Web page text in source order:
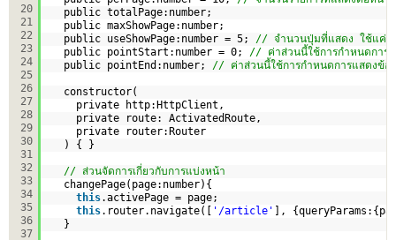
20
21
22
23
24
25
26
27
28
29
30
31
32
33
34
35
36
37
public totalPage:number;
public maxShowPage:number;
public useShowPage:number = 5; // จำนวนปุ่มที่แสดง ใช้แค่
public pointStart:number = 0; // ค่าส่วนนี้ใช้การกำหนดการ
public pointEnd:number; // ค่าส่วนนี้ใช้การกำหนดการแสดงข้อ
constructor(
private http:HttpClient,
private route: ActivatedRoute,
private router:Router
) { }
// ส่วนจัดการเกี่ยวกับการแบ่งหน้า
changePage(page:number){
this.activePage = page;
this.router.navigate([ '/article' ],
}